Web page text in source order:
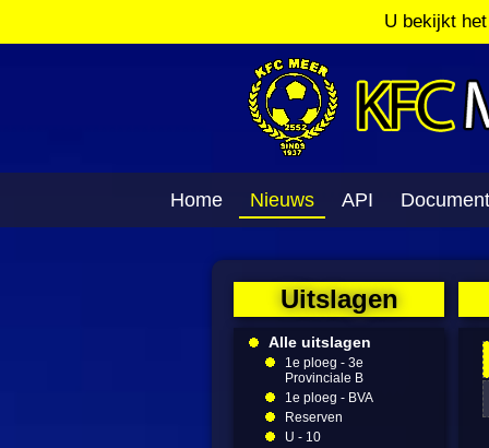
U bekijkt
Home Nieuws API
Uitslagen
Alle uitslagen
1e ploeg - 3e
Provinciale B
1e ploeg - BVA
Reserven
U - 10